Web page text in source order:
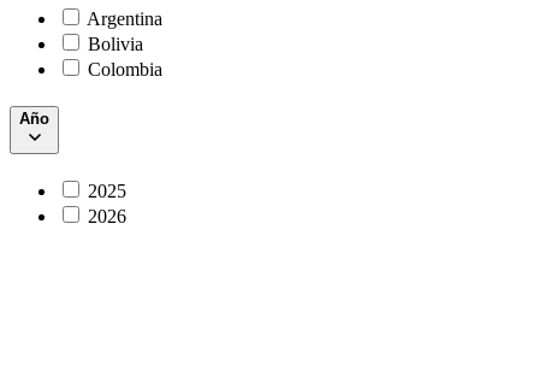
Argentina
Bolivia
Colombia
Año
2025
2026